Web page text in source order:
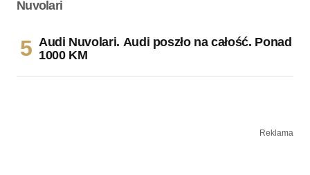
Audi Nuvolari. Audi poszło na całość. Ponad
1000 KM
Reklama